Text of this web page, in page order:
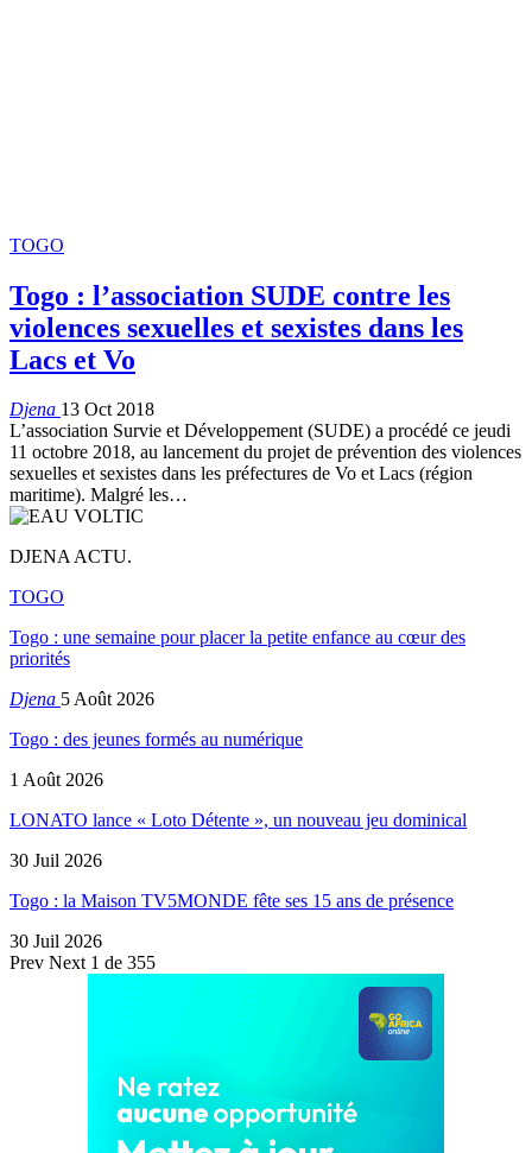
TOGO
Togo : l’association SUDE contre les
violences sexuelles et sexistes dans les
Lacs et Vo
Djena 13 Oct 2018
L’association Survie et Développement (SUDE) a procédé ce jeudi
11 octobre 2018, au lancement du projet de prévention des violences
sexuelles et sexistes dans les préfectures de Vo et Lacs (région
maritime). Malgré les…
DJENA ACTU.
TOGO
Togo : une semaine pour placer la petite enfance au cœur des
priorités
Djena 5 Août 2026
Togo : des jeunes formés au numérique
1 Août 2026
LONATO lance « Loto Détente », un nouveau jeu dominical
30 Juil 2026
Togo : la Maison TV5MONDE fête ses 15 ans de présence
30 Juil 2026
Prev Next 1 de 355